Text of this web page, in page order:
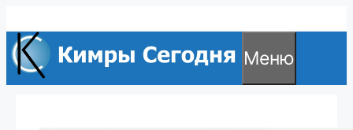
к
содержимому
Меню